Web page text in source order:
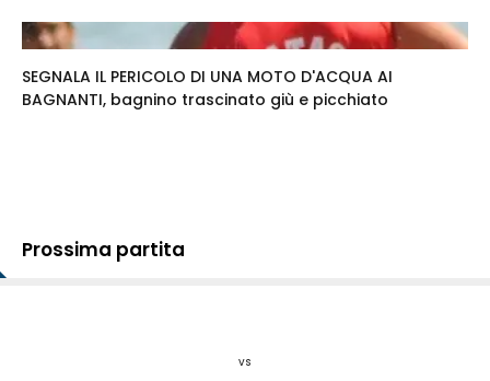
SEGNALA IL PERICOLO DI UNA MOTO D'ACQUA AI
BAGNANTI, bagnino trascinato giù e picchiato
Prossima partita
vs